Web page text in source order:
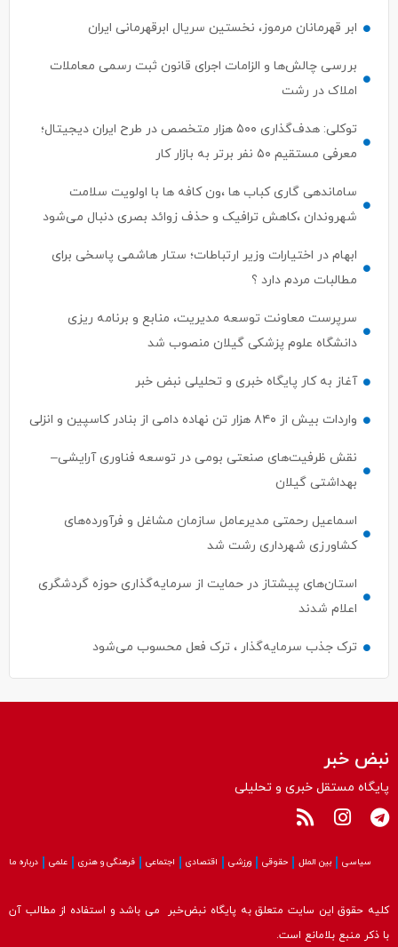
ابر قهرمانان مرموز، نخستین سریال ابرقهرمانی ایران
بررسی چالش‌ها و الزامات اجرای قانون ثبت رسمی معاملات
املاک در رشت
توکلی: هدف‌گذاری ۵۰۰ هزار متخصص در طرح ایران دیجیتال؛
معرفی مستقیم ۵۰ نفر برتر به بازار کار
ساماندهی گاری کباب ها ،ون کافه ها با اولویت سلامت
شهروندان ،کاهش ترافیک و حذف زوائد بصری دنبال می‌شود
ابهام در اختیارات وزیر ارتباطات؛ ستار هاشمی پاسخی برای
مطالبات مردم دارد ؟
سرپرست معاونت توسعه مدیریت، منابع و برنامه ریزی
دانشگاه علوم پزشکی گیلان منصوب شد
آغاز به کار پایگاه خبری و تحلیلی نبض خبر
واردات بیش از ۸۴۰ هزار تن نهاده دامی از بنادر كاسپین و انزلی
نقش ظرفیت‌های صنعتی بومی در توسعه فناوری آرایشی–
بهداشتی گیلان
اسماعیل رحمتی مدیرعامل سازمان مشاغل و فرآورده‌های
کشاورزی شهرداری رشت شد
استان‌های پیشتاز در حمایت از سرمایه‌گذاری حوزه گردشگری
اعلام شدند
ترک جذب سرمایه‌گذار ، ترک فعل محسوب می‌شود
نبض خبر
پایگاه مستقل خبری و تحلیلی
سیاسی بین الملل حقوقی ورزشی اقتصادی اجتماعی فرهنگی و هنری علمی درباره ما
کلیه حقوق این سایت متعلق به پایگاه نبض‌خبر می باشد و استفاده از مطالب آن
با ذکر منبع بلامانع است.